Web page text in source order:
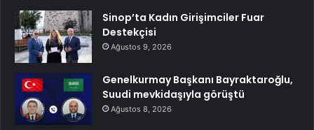
Sinop’ta Kadın Girişimciler Fuar
Destekçisi
Ağustos 9, 2026
Genelkurmay Başkanı Bayraktaroğlu,
Suudi mevkidaşıyla görüştü
Ağustos 8, 2026